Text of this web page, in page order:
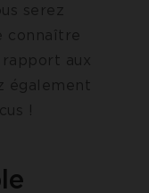
serez
rapport aux
également
!